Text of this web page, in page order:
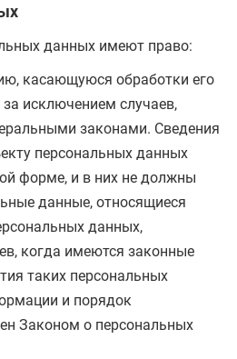
данных имеют право:
касающуюся обработки его
исключением случаев,
законами. Сведения
персональных данных
форме, и в них не должны
данные, относящиеся
данных,
когда имеются законные
таких персональных
и порядок
Законом о персональных